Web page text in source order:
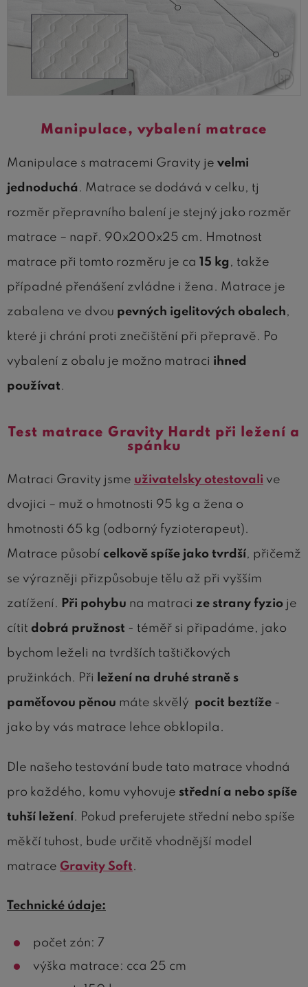
Manipulace, vybalení matrace
Manipulace s matracemi Gravity je velmi
jednoduchá . Matrace se dodává v celku, tj
rozměr přepravního balení je stejný jako rozměr
matrace – např. 90x200x25 cm. Hmotnost
matrace při tomto rozměru je ca 15 kg , takže
případné přenášení zvládne i žena. Matrace je
zabalena ve dvou pevných igelitových obalech,
které ji chrání proti znečištění při přepravě. Po
vybalení z obalu je možno matraci ihned
používat.
Test matrace Gravity Hardt při ležení a
spánku
Matraci Gravity jsme uživatelsky otestovali ve
dvojici – muž o hmotnosti 95 kg a žena o
hmotnosti 65 kg (odborný fyzioterapeut).
Matrace působí celkově spíše jako tvrdší, přičemž
se výrazněji přizpůsobuje tělu až při vyšším
zatížení. Při pohybu na matraci ze strany fyzio je
cítit dobrá pružnost - téměř si připadáme, jako
bychom leželi na tvrdších taštičkových
pružinkách. Při
ležení na druhé straně s
paměťovou pěnou máte skvělý pocit beztíže -
jako by vás matrace lehce obklopila.
Dle našeho testování bude tato matrace vhodná
pro každého, komu vyhovuje střední a nebo spíše
tuhší ležení. Pokud preferujete střední nebo spíše
měkčí tuhost, bude určitě vhodnější model
matrace Gravity Soft.
Technické údaje:
počet zón: 7
výška matrace: cca 25 cm